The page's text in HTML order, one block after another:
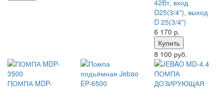
42Вт, вход
D25(3/4"), выход
D 25(3/4")
6 170 р.
Купить
8 100 руб.
ПОМПА MDP-